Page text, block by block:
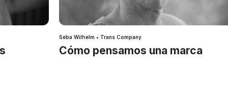
Seba Wilhelm • Trans Company
Cómo pensamos una marca